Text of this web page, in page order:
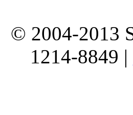
© 2004-2013
1214-8849 |